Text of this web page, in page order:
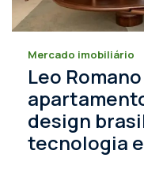
Mercado imobiliário
Leo
design
tecnologia